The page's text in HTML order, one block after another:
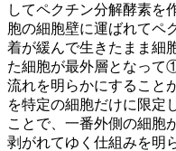
してペクチン分解酵素
胞の細胞壁に運ばれてペ
着が緩んで生きたまま細
た細胞が最外層となって
流れを明らかにすること
を特定の細胞だけに限定
ことで、一番外側の細胞
剥がれてゆく仕組みを明